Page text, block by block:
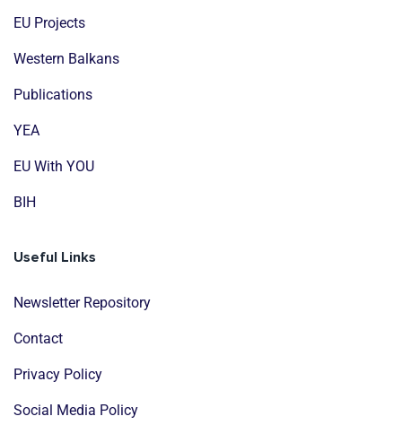
EU Projects
Western Balkans
Publications
YEA
EU With YOU
BIH
Useful Links
Newsletter Repository
Contact
Privacy Policy
Social Media Policy